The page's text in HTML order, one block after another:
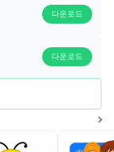
다운로드
다운로드